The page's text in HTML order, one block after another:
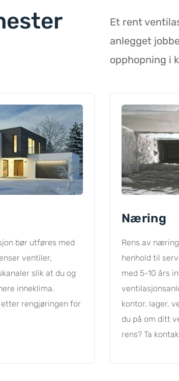
Et rent
anlegget
opphopning i
bør utføres med
ventiler,
slik at du og
inneklima.
rengjøringen for
Næring
Rens av
henhold til
med 5-10 års
kontor, lager,
du på om ditt
rens? Ta